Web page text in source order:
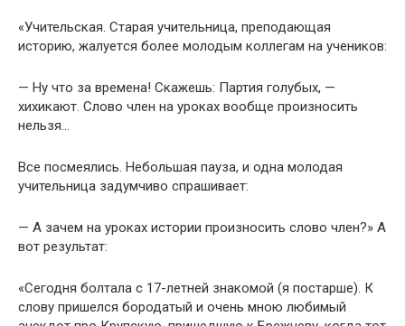
«Учительская. Старая учительница, преподающая
историю, жалует­ся более молодым коллегам на учеников:
— Ну что за времена! Скажешь: Партия голубых, —
хихикают. Слово член на уроках вообще произносить
нельзя…
Все посмеялись. Небольшая пауза, и одна молодая
учительница задумчиво спрашивает:
— А зачем на уроках истории произносить слово член?» А
вот результат:
«Сегодня болтала с 17-летней знакомой (я постарше). К
слову пришелся бородатый и очень мною любимый